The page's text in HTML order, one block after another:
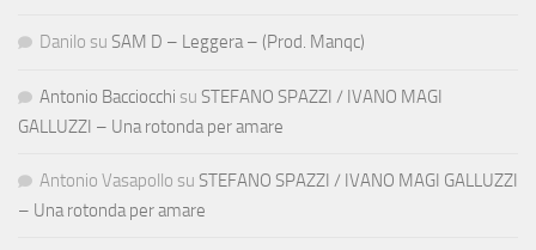
Danilo su SAM D – Leggera – (Prod. Manqc)
Antonio Bacciocchi su STEFANO SPAZZI / IVANO MAGI
GALLUZZI – Una rotonda per amare
Antonio Vasapollo su STEFANO SPAZZI / IVANO MAGI GALLUZZI
– Una rotonda per amare